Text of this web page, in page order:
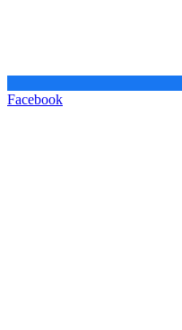
Facebook